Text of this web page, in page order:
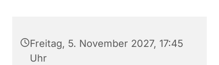
Freitag, 5. November 2027, 17:45
Uhr